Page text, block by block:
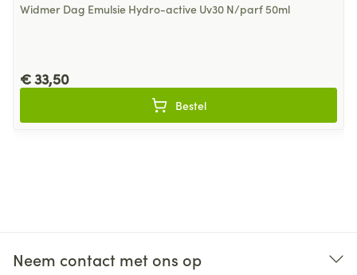
Widmer Dag Emulsie Hydro-active Uv30 N/parf 50ml
€ 33,50
Bestel
Neem contact met ons op